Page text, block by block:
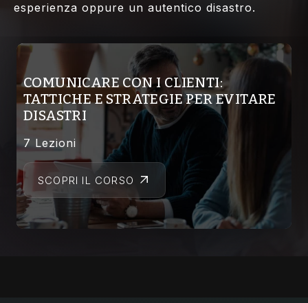
esperienza oppure un autentico disastro.
COMUNICARE CON I CLIENTI:
TATTICHE E STRATEGIE PER EVITARE
DISASTRI
7 Lezioni
SCOPRI IL CORSO